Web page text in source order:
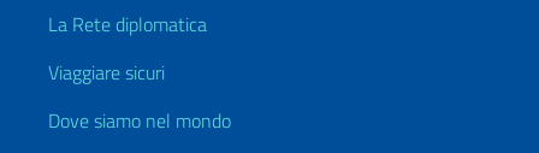
La Rete diplomatica
Viaggiare sicuri
Dove siamo nel mondo